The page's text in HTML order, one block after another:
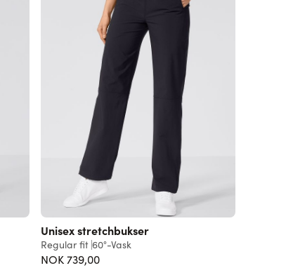
Unisex stretchbukser
Regular fit 60°-Vask
NOK 739,00